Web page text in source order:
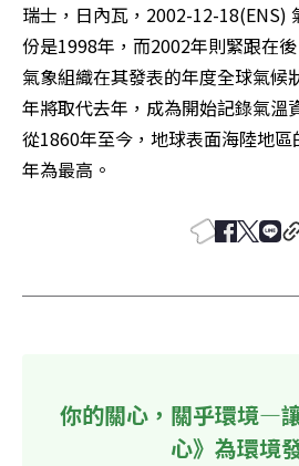
瑞士，日內瓦，2002-12-18(ENS)
份是1998年，而2002年則緊跟在
氣象組織在其發表的年度全球氣候
年將取代去年，成為開始記錄氣溫
從1860年至今，地球表面海陸地
年為最高。
你的關心，關乎環境—
心》為環境